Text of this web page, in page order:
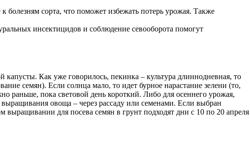
сорта, что поможет избежать потерь урожая. Также
инсектицидов и соблюдение севооборота помогут
Как уже говорилось, пекинка – культура длиннодневная, то
семян). Если солнца мало, то идет бурное нарастание зелени (то,
раньше, пока световой день короткий. Либо для осеннего урожая,
выращивания овоща – через рассаду или семенами. Если выбран
выращивании для посева семян в грунт подходят дни с 10 по 20 апреля